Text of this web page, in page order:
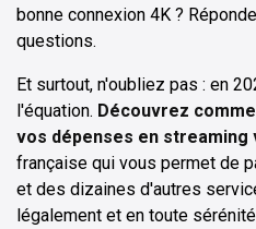
bonne connexion 4K ?
questions.
Et surtout, n'oubliez pas : en
l'équation. Découvrez
vos dépenses en streaming
française qui vous permet de
et des dizaines d'autres
légalement et en toute